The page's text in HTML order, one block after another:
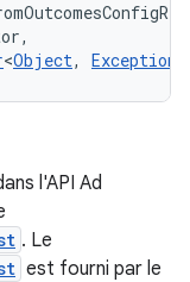
<Object, Exception
l'API Ad
. Le
est fourni par le